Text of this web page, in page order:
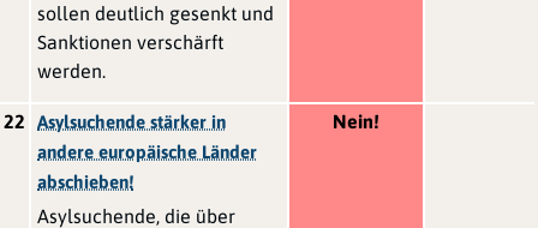
sollen deutlich gesenkt und
Sanktionen verschärft
werden.
22
Asylsuchende stärker in
andere europäische Länder
abschieben!
Asylsuchende, die über
Nein!